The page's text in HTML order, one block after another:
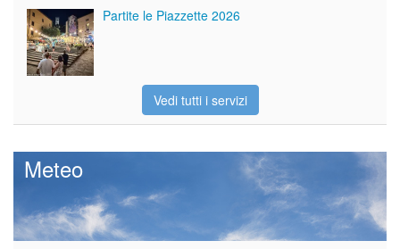
Partite le Piazzette 2026
Vedi tutti i servizi
Meteo